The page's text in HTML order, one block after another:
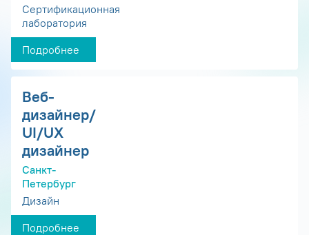
Сертификационная
лаборатория
Подробнее
Веб-
дизайнер/
UI/UX
дизайнер
Санкт-
Петербург
Дизайн
Подробнее